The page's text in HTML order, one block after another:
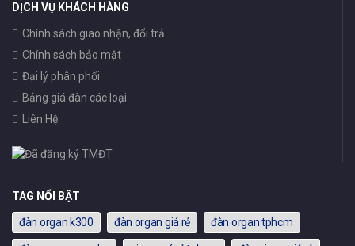
DỊCH VỤ KHÁCH HÀNG
Chính sách giao nhận, đổi trả
Chính sách bảo mật
Đại lý phân phối
Bảng giá đàn các loại
Liên Hệ
TAG NỔI BẬT
đàn organ k300 đàn organ giá rẻ đàn organ tphcm